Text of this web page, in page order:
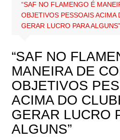
“SAF NO FLAMENGO É
OBJETIVOS PESSOAIS ACIMA
GERAR LUCRO PARA ALGUNS”
“SAF NO
MANEIRA DE
OBJETIVOS
ACIMA DO
GERAR LUCRO
ALGUNS”